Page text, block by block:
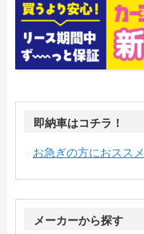
即納車はコチラ！
お急ぎの方におスス
メーカーから探す